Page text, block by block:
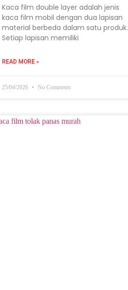
Kaca film double layer adalah jenis
kaca film mobil dengan dua lapisan
material berbeda dalam satu produk.
Setiap lapisan memiliki
READ MORE »
25/04/2026 No Comments